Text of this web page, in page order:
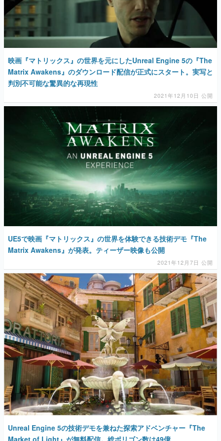
映画『マトリックス』の世界を元にしたUnreal Engine 5の『The
Matrix Awakens』のダウンロード配信が正式にスタート。実写と
判別不可能な驚異的な再現性
2021年12月10日 公開
UE5で映画『マトリックス』の世界を体験できる技術デモ『The
Matrix Awakens』が発表。ティーザー映像も公開
2021年12月7日 公開
Unreal Engine 5の技術デモを兼ねた探索アドベンチャー『The